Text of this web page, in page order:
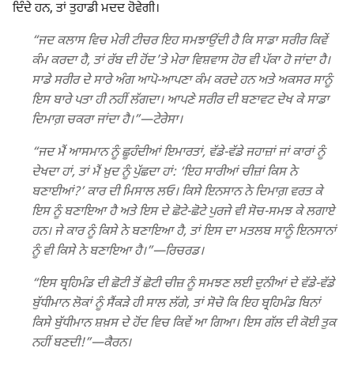
ਦਿੰਦੇ ਹਨ, ਤਾਂ ਤੁਹਾਡੀ ਮਦਦ ਹੋਵੇਗੀ।
“ਜਦ ਕਲਾਸ ਵਿਚ ਮੇਰੀ ਟੀਚਰ ਇਹ ਸਮਝਾਉਂਦੀ ਹੈ ਕਿ ਸਾਡਾ ਸਰੀਰ ਕਿਵੇਂ
ਕੰਮ ਕਰਦਾ ਹੈ, ਤਾਂ ਰੱਬ ਦੀ ਹੋਂਦ ʼਤੇ ਮੇਰਾ ਵਿਸ਼ਵਾਸ ਹੋਰ ਵੀ ਪੱਕਾ ਹੋ ਜਾਂਦਾ ਹੈ।
ਸਾਡੇ ਸਰੀਰ ਦੇ ਸਾਰੇ ਅੰਗ ਆਪੋ-ਆਪਣਾ ਕੰਮ ਕਰਦੇ ਹਨ ਅਤੇ ਅਕਸਰ ਸਾਨੂੰ
ਇਸ ਬਾਰੇ ਪਤਾ ਹੀ ਨਹੀਂ ਲੱਗਦਾ। ਆਪਣੇ ਸਰੀਰ ਦੀ ਬਣਾਵਟ ਦੇਖ ਕੇ ਸਾਡਾ
ਦਿਮਾਗ਼ ਚਕਰਾ ਜਾਂਦਾ ਹੈ।”​—ਟੇਰੇਸਾ।
“ਜਦ ਮੈਂ ਆਸਮਾਨ ਨੂੰ ਛੂਹੰਦੀਆਂ ਇਮਾਰਤਾਂ, ਵੱਡੇ-ਵੱਡੇ ਜਹਾਜ਼ਾਂ ਜਾਂ ਕਾਰਾਂ ਨੂੰ
ਦੇਖਦਾ ਹਾਂ, ਤਾਂ ਮੈਂ ਖ਼ੁਦ ਨੂੰ ਪੁੱਛਦਾ ਹਾਂ: ‘ਇਹ ਸਾਰੀਆਂ ਚੀਜ਼ਾਂ ਕਿਸ ਨੇ
ਬਣਾਈਆਂ?’ ਕਾਰ ਦੀ ਮਿਸਾਲ ਲਓ। ਕਿਸੇ ਇਨਸਾਨ ਨੇ ਦਿਮਾਗ਼ ਵਰਤ ਕੇ
ਇਸ ਨੂੰ ਬਣਾਇਆ ਹੈ ਅਤੇ ਇਸ ਦੇ ਛੋਟੇ-ਛੋਟੇ ਪੁਰਜੇ ਵੀ ਸੋਚ-ਸਮਝ ਕੇ ਲਗਾਏ
ਹਨ। ਜੇ ਕਾਰ ਨੂੰ ਕਿਸੇ ਨੇ ਬਣਾਇਆ ਹੈ, ਤਾਂ ਇਸ ਦਾ ਮਤਲਬ ਸਾਨੂੰ ਇਨਸਾਨਾਂ
ਨੂੰ ਵੀ ਕਿਸੇ ਨੇ ਬਣਾਇਆ ਹੈ।”​—ਰਿਚਰਡ।
“ਇਸ ਬ੍ਰਹਿਮੰਡ ਦੀ ਛੋਟੀ ਤੋਂ ਛੋਟੀ ਚੀਜ਼ ਨੂੰ ਸਮਝਣ ਲਈ ਦੁਨੀਆਂ ਦੇ ਵੱਡੇ-ਵੱਡੇ
ਬੁੱਧੀਮਾਨ ਲੋਕਾਂ ਨੂੰ ਸੈਂਕੜੇ ਹੀ ਸਾਲ ਲੱਗੇ, ਤਾਂ ਸੋਚੋ ਕਿ ਇਹ ਬ੍ਰਹਿਮੰਡ ਬਿਨਾਂ
ਕਿਸੇ ਬੁੱਧੀਮਾਨ ਸ਼ਖ਼ਸ ਦੇ ਹੋਂਦ ਵਿਚ ਕਿਵੇਂ ਆ ਗਿਆ। ਇਸ ਗੱਲ ਦੀ ਕੋਈ ਤੁਕ
ਨਹੀਂ ਬਣਦੀ!”​—ਕੈਰਨ।